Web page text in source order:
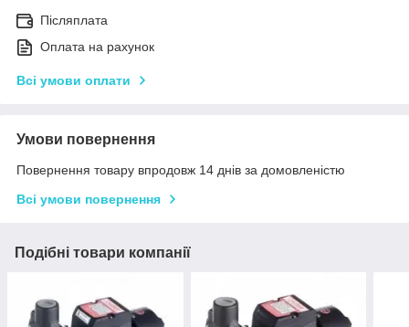
Післяплата
Оплата на рахунок
Всі умови оплати
Умови повернення
Повернення товару впродовж 14 днів за домовленістю
Всі умови повернення
Подібні товари компанії